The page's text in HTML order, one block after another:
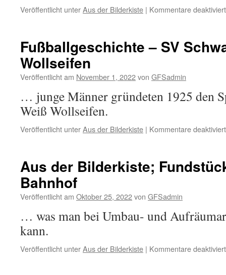
Veröffentlicht unterAus der Bilderkiste | Kommentare deaktiviert
Fußballgeschichte – SV
Wollseifen
Veröffentlicht am November 1, 2022von GFSadmin
… junge Männer gründeten 1925 den
Weiß Wollseifen.
Veröffentlicht unterAus der Bilderkiste | Kommentare deaktiviert
Aus der Bilderkiste;
Bahnhof
Veröffentlicht am Oktober 25, 2022von GFSadmin
… was man bei Umbau- und
kann.
Veröffentlicht unterAus der Bilderkiste | Kommentare deaktiviert